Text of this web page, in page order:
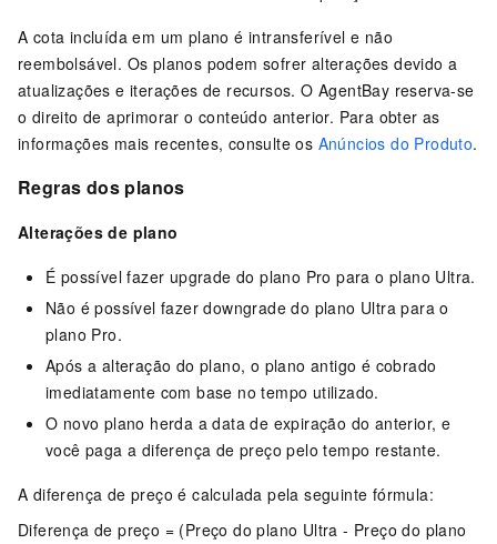
A cota incluída em um plano é intransferível e não
reembolsável. Os planos podem sofrer alterações devido a
atualizações e iterações de recursos. O AgentBay reserva-se
o direito de aprimorar o conteúdo anterior. Para obter as
informações mais recentes, consulte os Anúncios do Produto.
Regras dos planos
Alterações de plano
É possível fazer upgrade do plano Pro para o plano Ultra.
Não é possível fazer downgrade do plano Ultra para o
plano Pro.
Após a alteração do plano, o plano antigo é cobrado
imediatamente com base no tempo utilizado.
O novo plano herda a data de expiração do anterior, e
você paga a diferença de preço pelo tempo restante.
A diferença de preço é calculada pela seguinte fórmula:
Diferença de preço = (Preço do plano Ultra - Preço do plano